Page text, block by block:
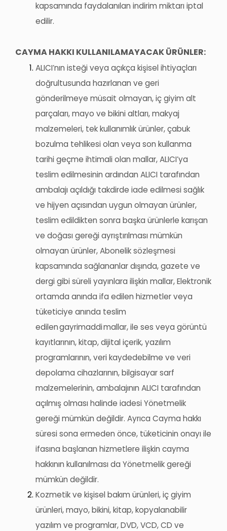
kapsamında faydalanılan indirim miktarı iptal
edilir.
CAYMA HAKKI KULLANILAMAYACAK ÜRÜNLER:
ALICI’nın isteği veya açıkça kişisel ihtiyaçları
doğrultusunda hazırlanan ve geri
gönderilmeye müsait olmayan, iç giyim alt
parçaları, mayo ve bikini altları, makyaj
malzemeleri, tek kullanımlık ürünler, çabuk
bozulma tehlikesi olan veya son kullanma
tarihi geçme ihtimali olan mallar,ALICI’ya
teslim edilmesinin ardından ALICI tarafından
ambalajı açıldığı takdirde iade edilmesi sağlık
ve hijyen açısından uygun olmayan ürünler,
teslim edildikten sonra başka ürünlerle karışan
ve doğası gereği ayrıştırılması mümkün
olmayan ürünler, Abonelik sözleşmesi
kapsamında sağlananlar dışında, gazete ve
dergi gibi süreli yayınlara ilişkin mallar, Elektronik
ortamda anında ifa edilen hizmetler veya
tüketiciye anında teslim
edilengayrimaddimallar, ile ses veya görüntü
kayıtlarının, kitap, dijital içerik, yazılım
programlarının, veri kaydedebilme ve veri
depolama cihazlarının, bilgisayar sarf
malzemelerinin, ambalajının ALICI tarafından
açılmış olması halinde iadesi Yönetmelik
gereği mümkün değildir. Ayrıca Cayma hakkı
süresi sona ermeden önce, tüketicinin onayı ile
ifasına başlanan hizmetlere ilişkin cayma
hakkının kullanılması da Yönetmelik gereği
mümkün değildir.
Kozmetik ve kişisel bakım ürünleri, iç giyim
ürünleri, mayo, bikini, kitap, kopyalanabilir
yazılım ve programlar, DVD, VCD, CD ve